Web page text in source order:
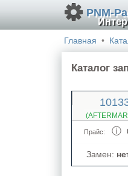
PNM-
Главная
Каталог
Прайс:
Замен: